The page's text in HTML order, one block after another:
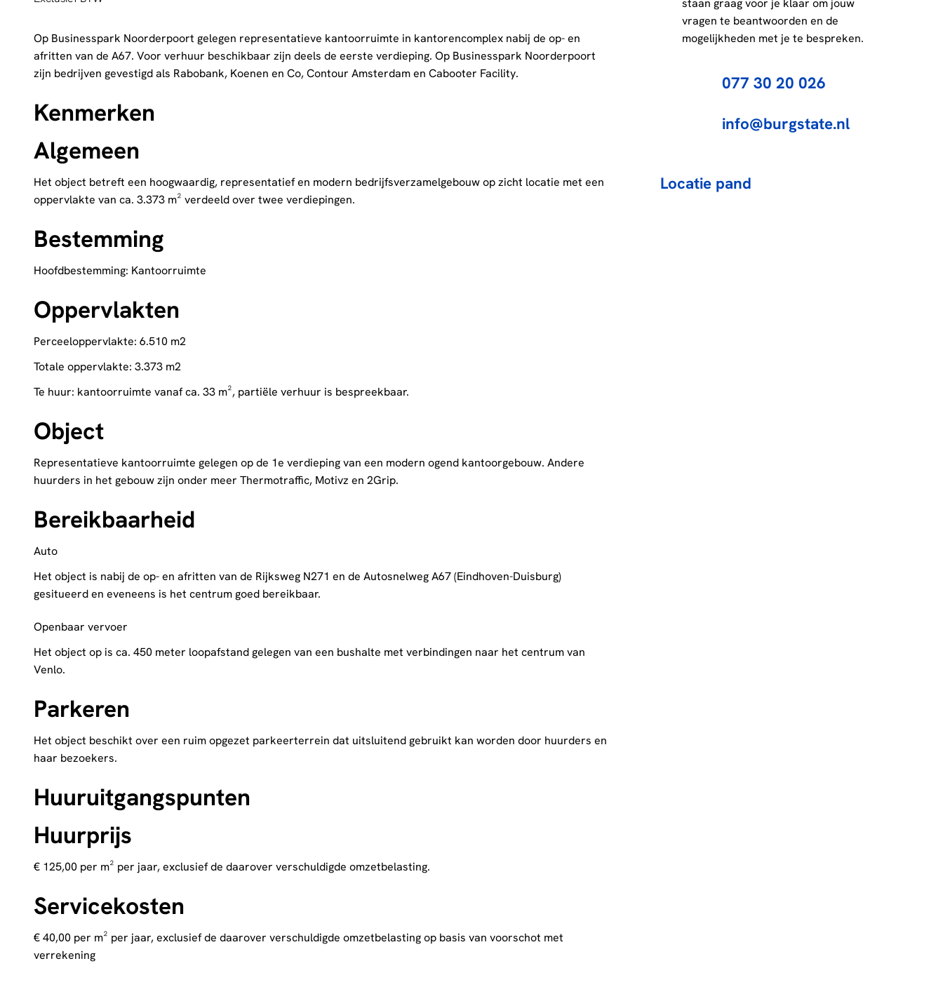
Op Businesspark Noorderpoort gelegen representatieve kantoorruimte in kantorencomplex nabij de op- en
afritten van de A67. Voor verhuur beschikbaar zijn deels de eerste verdieping. Op Businesspark Noorderpoort
zijn bedrijven gevestigd als Rabobank, Koenen en Co, Contour Amsterdam en Cabooter Facility.
Kenmerken
Algemeen
Het object betreft een hoogwaardig, representatief en modern bedrijfsverzamelgebouw op zicht locatie met een
oppervlakte van ca. 3.373 m² verdeeld over twee verdiepingen.
Bestemming
Hoofdbestemming: Kantoorruimte
Oppervlakten
Perceeloppervlakte: 6.510 m2
Totale oppervlakte: 3.373 m2
Te huur: kantoorruimte vanaf ca. 33 m², partiële verhuur is bespreekbaar.
Object
Representatieve kantoorruimte gelegen op de 1e verdieping van een modern ogend kantoorgebouw. Andere
huurders in het gebouw zijn onder meer Thermotraffic, Motivz en 2Grip.
Bereikbaarheid
Auto
Het object is nabij de op- en afritten van de Rijksweg N271 en de Autosnelweg A67 (Eindhoven-Duisburg)
gesitueerd en eveneens is het centrum goed bereikbaar.
Openbaar vervoer
Het object op is ca. 450 meter loopafstand gelegen van een bushalte met verbindingen naar het centrum van
Venlo.
Parkeren
Het object beschikt over een ruim opgezet parkeerterrein dat uitsluitend gebruikt kan worden door huurders en
haar bezoekers.
Huuruitgangspunten
Huurprijs
€ 125,00 per m² per jaar, exclusief de daarover verschuldigde omzetbelasting.
Servicekosten
€ 40,00 per m² per jaar, exclusief de daarover verschuldigde omzetbelasting op basis van voorschot met
verrekening
staan graag voor je klaar om jouw
vragen te beantwoorden en de
mogelijkheden met je te bespreken.
077 30 20 026
info@burgstate.nl
Locatie pand